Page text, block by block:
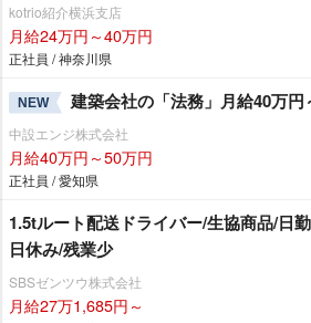
kotrio紹介横浜支店
月給24万円～40万円
正社員 / 神奈川県
NEW 建築会社の「法務」月給40万円
中設エンジ株式会社
月給40万円～50万円
正社員 / 愛知県
1.5tルート配送ドライバー/生協商品/日
日休み/残業少
SBSゼンツウ株式会社
月給27万1,685円～